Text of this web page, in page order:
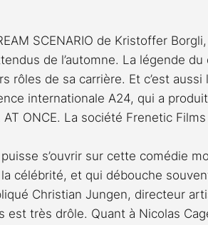
SCENARIO de Kristoffer
de l’automne. La légende du
rôles de sa carrière. Et c’est aussi
internationale A24, qui a
AT ONCE. La société Frenetic
s’ouvrir sur cette comédie
célébrité, et qui débouche
Christian Jungen, directeur
très drôle. Quant à Nicolas